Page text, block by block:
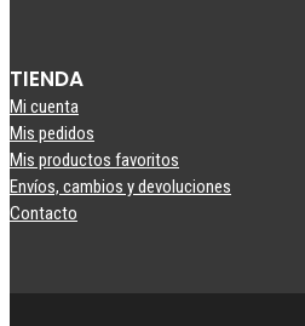
TIENDA
Mi cuenta
Mis pedidos
Mis productos favoritos
Envíos, cambios y devoluciones
Contacto